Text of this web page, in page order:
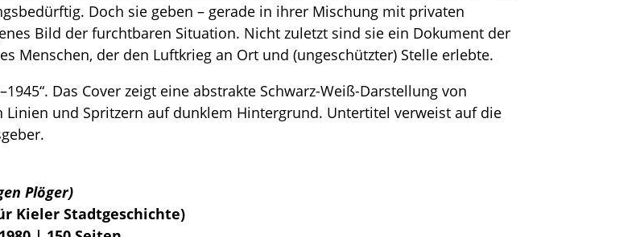
Doch sie geben – gerade in ihrer Mischung mit privaten
Bild der furchtbaren Situation. Nicht zuletzt sind sie ein Dokument der
Menschen, der den Luftkrieg an Ort und (ungeschützter) Stelle erlebte.
Plöger)
Kieler Stadtgeschichte)